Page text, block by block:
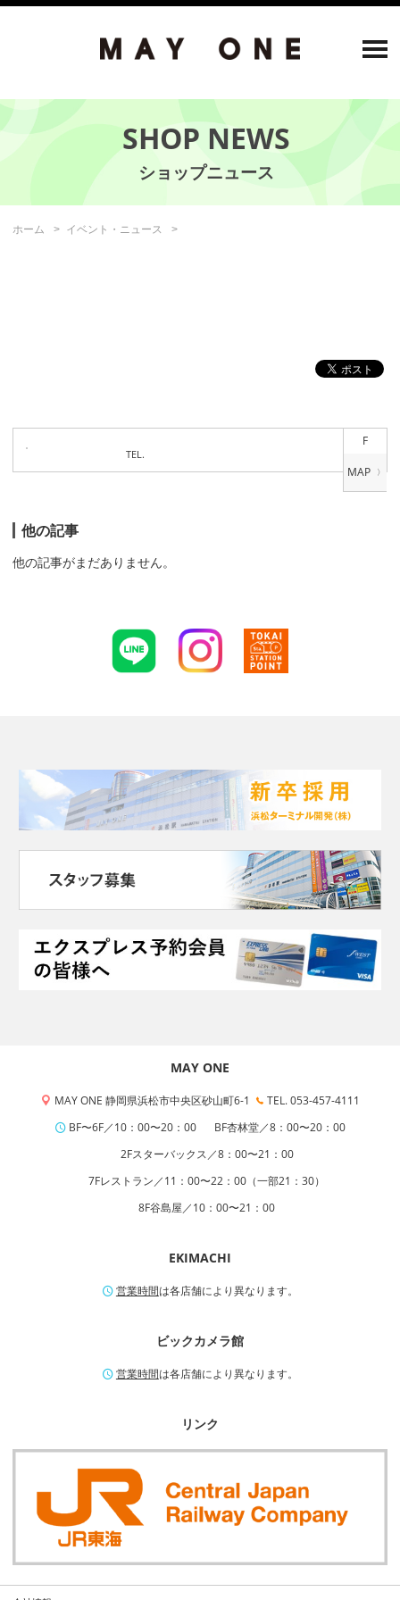
SHOP NEWS
ホーム イベント・ニュース
F
TEL.
他の記事
他の記事がまだありません。
MAY ONE
MAY ONE 静岡県浜松市中央区砂山町6-1
TEL. 053-457-4111
BF〜6F／10：00〜20：00
BF杏林堂／8：00〜20：00
2Fスターバックス／8：00〜21：00
7Fレストラン／11：00〜22：00（一部21：30）
8F谷島屋／10：00〜21：00
EKIMACHI
営業時間は各店舗により異なります。
ビックカメラ館
営業時間は各店舗により異なります。
リンク